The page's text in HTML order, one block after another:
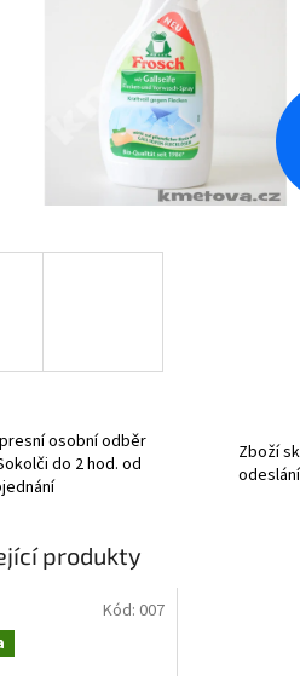
osobní odběr
do 2 hod. od
Zboží
odeslání
produkty
Kód: 007